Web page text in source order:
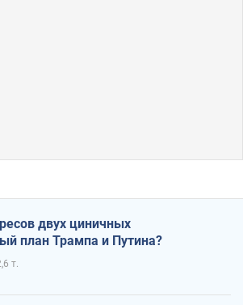
двух циничных
план Трампа и Путина?
т.